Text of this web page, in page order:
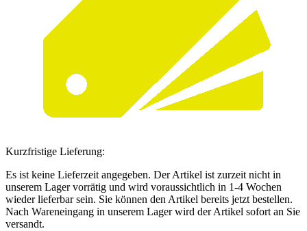
Kurzfristige Lieferung:
Es ist keine Lieferzeit angegeben. Der Artikel ist zurzeit nicht in
unserem Lager vorrätig und wird voraussichtlich in 1-4 Wochen
wieder lieferbar sein. Sie können den Artikel bereits jetzt bestellen.
Nach Wareneingang in unserem Lager wird der Artikel sofort an Sie
versandt.